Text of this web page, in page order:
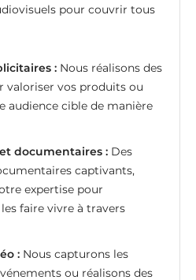
pour couvrir tous
:Nous réalisons des
valoriser vos produits ou
audience cible de manière
documentaires :Des
captivants,
expertise pour
faire vivre à travers
:Nous capturons les
ou réalisons des